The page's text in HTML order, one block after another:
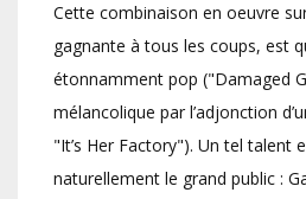
Cette combinaison en oeuvre
gagnante à tous les coups, est
étonnamment pop ("Damaged
mélancolique par l’adjonction
"It’s Her Factory"). Un tel talent
naturellement le grand public :